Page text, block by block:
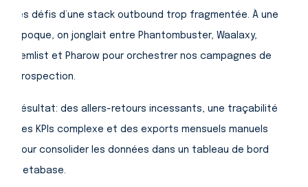
les défis d’une stack outbound trop fragmentée. À une
époque, on jonglait entre Phantombuster, Waalaxy,
Lemlist et Pharow pour orchestrer nos campagnes de
prospection.
Résultat: des allers-retours incessants, une traçabilité
des KPIs complexe et des exports mensuels manuels
pour consolider les données dans un tableau de bord
Metabase.